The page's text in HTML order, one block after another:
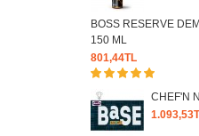
BOSS RESERVE
150 ML
801,44TL
CHEF'N